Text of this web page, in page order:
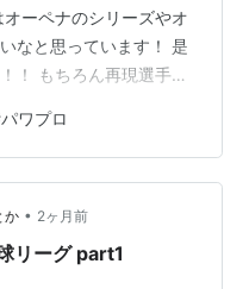
ーペナのシリーズやオ
なと思っています！ 是
！ もちろん再現選手の
パワプロ
か • 2ヶ月前
リーグ part1